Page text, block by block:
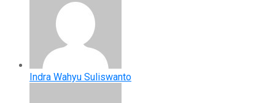
Indra Wahyu Suliswanto